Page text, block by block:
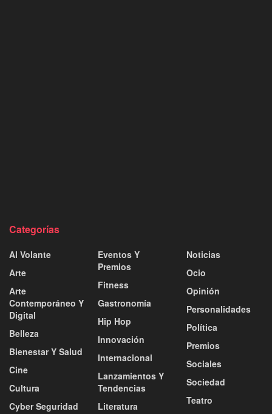
Categorías
Al Volante
Arte
Arte
Contemporáneo Y
Digital
Belleza
Bienestar Y Salud
Cine
Cultura
Cyber Seguridad
Eventos Y
Premios
Fitness
Gastronomía
Hip Hop
Innovación
Internacional
Lanzamientos Y
Tendencias
Literatura
Noticias
Ocio
Opinión
Personalidades
Política
Premios
Sociales
Sociedad
Teatro